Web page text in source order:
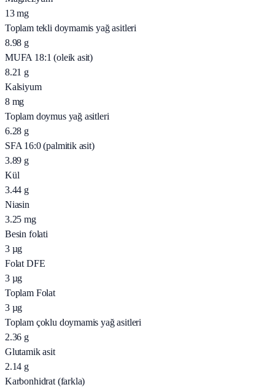
13 mg
Toplam tekli doymamis yağ asitleri
8.98 g
MUFA 18:1 (oleik asit)
8.21 g
Kalsiyum
8 mg
Toplam doymus yağ asitleri
6.28 g
SFA 16:0 (palmitik asit)
3.89 g
Kül
3.44 g
Niasin
3.25 mg
Besin folati
3 µg
Folat DFE
3 µg
Toplam Folat
3 µg
Toplam çoklu doymamis yağ asitleri
2.36 g
Glutamik asit
2.14 g
Karbonhidrat (farkla)